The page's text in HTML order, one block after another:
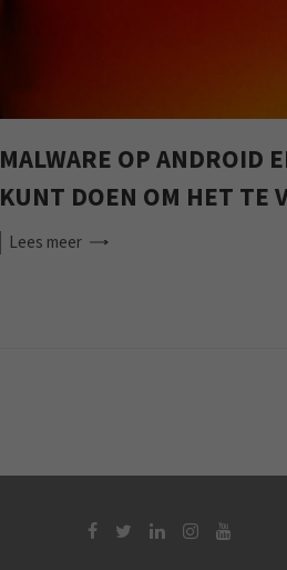
MALWARE OP ANDROID
KUNT DOEN OM HET TE
Lees meer